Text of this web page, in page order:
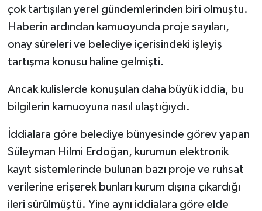
çok tartışılan yerel gündemlerinden biri olmuştu.
Haberin ardından kamuoyunda proje sayıları,
onay süreleri ve belediye içerisindeki işleyiş
tartışma konusu haline gelmişti.
Ancak kulislerde konuşulan daha büyük iddia, bu
bilgilerin kamuoyuna nasıl ulaştığıydı.
İddialara göre belediye bünyesinde görev yapan
Süleyman Hilmi Erdoğan, kurumun elektronik
kayıt sistemlerinde bulunan bazı proje ve ruhsat
verilerine erişerek bunları kurum dışına çıkardığı
ileri sürülmüştü. Yine aynı iddialara göre elde